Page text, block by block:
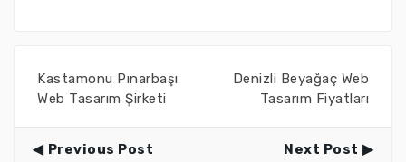
Kastamonu Pınarbaşı
Web Tasarım Şirketi
Denizli Beyağaç Web
Tasarım Fiyatları
Previous Post Next Post